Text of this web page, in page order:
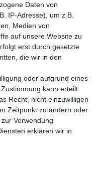
handelt es sich um ein Pflichtfeld.
Impressum
AGB Kontakt
Daten von
IP-Adresse), um z.B.
Medien von
auf unsere Website zu
erst durch gesetzte
die wir in den
oder aufgrund eines
kann erteilt
Recht, nicht einzuwilligen
Zeitpunkt zu ändern oder
Verwendung
erklären wir in
Rechte vorbehalten. |
Handwerk und